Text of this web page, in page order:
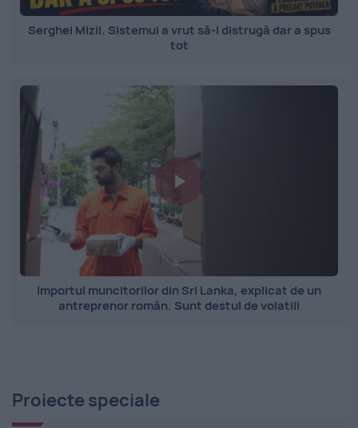
Serghei Mizil. Sistemul a vrut să-l distrugă dar a spus
tot
Importul muncitorilor din Sri Lanka, explicat de un
antreprenor român. Sunt destul de volatili
Proiecte speciale